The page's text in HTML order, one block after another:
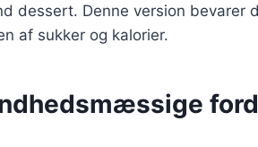
dessert. Denne version bevarer
af sukker og kalorier.